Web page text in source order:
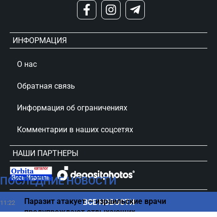
ПОСЛЕДНИЕ НОВОСТИ
11:22
Паразит атакует — израильские врачи
предупреждают отдыхающих
ВСЕ НОВОСТИ
ИНФОРМАЦИЯ
О нас
Обратная связь
Информация об ограничениях
Комментарии в наших соцсетях
НАШИ ПАРТНЕРЫ
сursorinfo.co.il © Все права защищены